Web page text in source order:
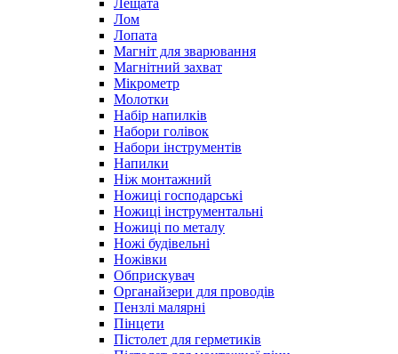
Лещата
Лом
Лопата
Магніт для зварювання
Магнітний захват
Мікрометр
Молотки
Набір напилків
Набори голівок
Набори інструментів
Напилки
Ніж монтажний
Ножиці господарські
Ножиці інструментальні
Ножиці по металу
Ножі будівельні
Ножівки
Обприскувач
Органайзери для проводів
Пензлі малярні
Пінцети
Пістолет для герметиків